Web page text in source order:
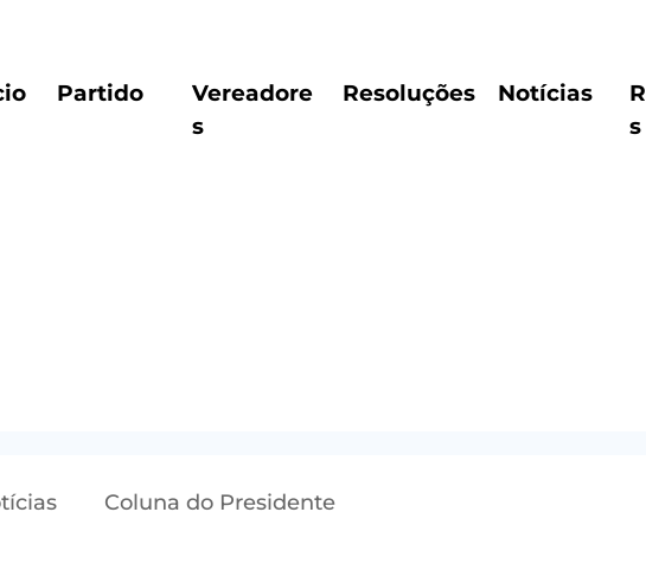
Notícias
s
Resoluções
Partido
Vereadore
s
Coluna do Presidente